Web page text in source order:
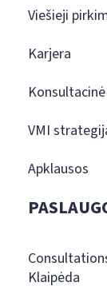
Viešieji
Karjera
VMI
Apklausos
Klaipėda